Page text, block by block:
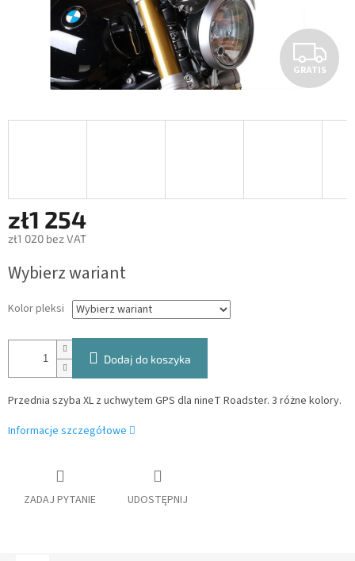
G
R
A
GRATIS
zł1 254
zł1 020 bez VAT
jednostkowa:
Wybierz wariant
Kolor pleksi
Dodaj do koszyka
Przednia szyba XL z uchwytem GPS dla nineT Roadster. 3 różne kolory.
Informacje szczegółowe
ZADAJ PYTANIE UDOSTĘPNIJ